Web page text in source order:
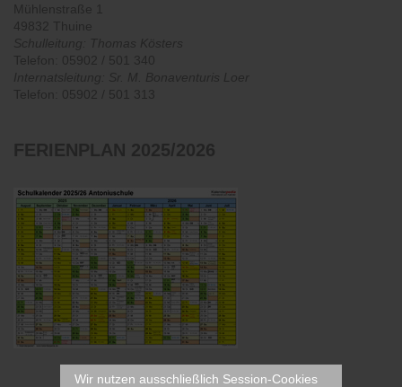
Mühlenstraße 1
49832 Thuine
Schulleitung: Thomas Kösters
Telefon: 05902 / 501 340
Internatsleitung: Sr. M. Bonaventuris Loer
Telefon: 05902 / 501 313
FERIENPLAN 2025/2026
Wir nutzen ausschließlich Session-Cookies